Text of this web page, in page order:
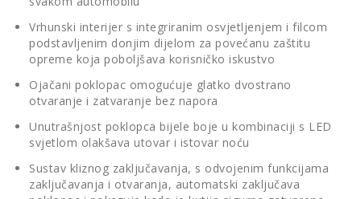
Vrhunski interijer s integriranim osvjetljenjem i filcom
podstavljenim donjim dijelom za povećanu zaštitu
opreme koja poboljšava korisničko iskustvo
Ojačani poklopac omogućuje glatko dvostrano
otvaranje i zatvaranje bez napora
Unutrašnjost poklopca bijele boje u kombinaciji s LED
svjetlom olakšava utovar i istovar noću
Sustav kliznog zaključavanja, s odvojenim funkcijama
zaključavanja i otvaranja, automatski zaključava